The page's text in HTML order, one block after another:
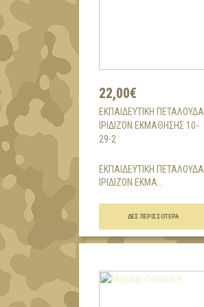
22,00€
ΕΚΠΑΙΔΕΥΤΙΚΗ ΠΕΤΑΛΟΥΔΑ
ΙΡΙΔΙΖΟΝ ΕΚΜΑΘΗΣΗΣ 10-
29-2
ΕΚΠΑΙΔΕΥΤΙΚΗ ΠΕΤΑΛΟΥΔΑ
ΙΡΙΔΙΖΟΝ ΕΚΜΑ...
ΔΕΣ ΠΕΡΙΣΣΌΤΕΡΑ